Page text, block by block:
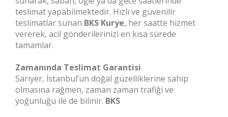
teslimat yapabilmektedir. Hızlı ve güvenilir
teslimatlar sunan BKS Kurye, her saatte hizmet
vererek, acil gönderilerinizi en kısa sürede
tamamlar.
Zamanında Teslimat Garantisi
Sarıyer, İstanbul’un doğal güzelliklerine sahip
olmasına rağmen, zaman zaman trafiği ve
yoğunluğu ile de bilinir. BKS